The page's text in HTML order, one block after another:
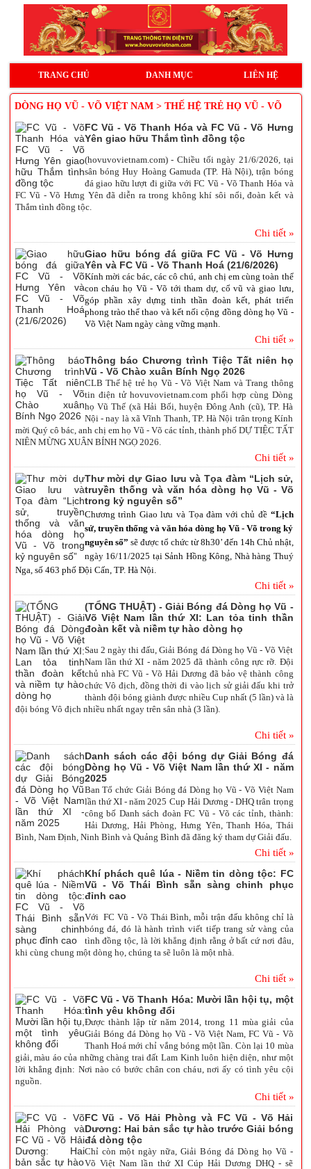
TRANG CHỦ DANH MỤC LIÊN HỆ
DÒNG HỌ VŨ - VÕ VIỆT NAM > THẾ HỆ TRẺ HỌ VŨ - VÕ
FC Vũ - Võ Thanh Hóa và FC Vũ - Võ Hưng
Yên giao hữu Thắm tình đồng tộc
(hovuvovietnam.com) - Chiều tối ngày 21/6/2026, tại
sân bóng Huy Hoàng Gamuda (TP. Hà Nội), trận bóng
đá giao hữu lượt đi giữa với FC Vũ - Võ Thanh Hóa và
FC Vũ - Võ Hưng Yên đã diễn ra trong không khí sôi nổi, đoàn kết và
Thắm tình đồng tộc.
Chi tiết »
Giao hữu bóng đá giữa FC Vũ - Võ Hưng
Yên và FC Vũ - Võ Thanh Hoá (21/6/2026)
Kính mời các bác, các cô chú, anh chị em cùng toàn thể
con cháu họ Vũ - Võ tới tham dự, cổ vũ và giao lưu,
góp phần xây dựng tinh thần đoàn kết, phát triển
phong trào thể thao và kết nối cộng đồng dòng họ Vũ -
Võ Việt Nam ngày càng vững mạnh.
Chi tiết »
Thông báo Chương trình Tiệc Tất niên họ
Vũ - Võ Chào xuân Bính Ngọ 2026
CLB Thế hệ trẻ họ Vũ - Võ Việt Nam và Trang thông
tin điện tử hovuvovietnam.com phối hợp cùng Dòng
họ Vũ Thế (xã Hải Bối, huyện Đông Anh (cũ), TP. Hà
Nội - nay là xã Vĩnh Thanh, TP. Hà Nội trân trọng Kính
mời Quý cô bác, anh chị em họ Vũ - Võ các tỉnh, thành phố DỰ TIỆC TẤT
NIÊN MỪNG XUÂN BÍNH NGỌ 2026.
Chi tiết »
Thư mời dự Giao lưu và Tọa đàm “Lịch sử,
truyền thống và văn hóa dòng họ Vũ - Võ
trong kỷ nguyên số”
Chương trình Giao lưu và Tọa đàm với chủ đề “Lịch
sử, truyền thống và văn hóa dòng họ Vũ - Võ trong kỷ
nguyên số” sẽ được tổ chức từ 8h30’ đến 14h Chủ nhật,
ngày 16/11/2025 tại Sảnh Hồng Kông, Nhà hàng Thuý
Nga, số 463 phố Đội Cấn, TP. Hà Nội.
Chi tiết »
(TỔNG THUẬT) - Giải Bóng đá Dòng họ Vũ -
Võ Việt Nam lần thứ XI: Lan tỏa tinh thần
đoàn kết và niềm tự hào dòng họ
Sau 2 ngày thi đấu, Giải Bóng đá Dòng họ Vũ - Võ Việt
Nam lần thứ XI - năm 2025 đã thành công rực rỡ. Đội
chủ nhà FC Vũ - Võ Hải Dương đã bảo vệ thành công
chức Vô địch, đồng thời đi vào lịch sử giải đấu khi trở
thành đội bóng giành được nhiều Cup nhất (5 lần) và là
đội bóng Vô địch nhiều nhất ngay trên sân nhà (3 lần).
Chi tiết »
Danh sách các đội bóng dự Giải Bóng đá
Dòng họ Vũ - Võ Việt Nam lần thứ XI - năm
2025
Ban Tổ chức Giải Bóng đá Dòng họ Vũ - Võ Việt Nam
lần thứ XI - năm 2025 Cup Hải Dương - DHQ trân trọng
công bố Danh sách đoàn FC Vũ - Võ các tỉnh, thành:
Hải Dương, Hải Phòng, Hưng Yên, Thanh Hóa, Thái
Bình, Nam Định, Ninh Bình và Quảng Bình đã đăng ký tham dự Giải đấu.
Chi tiết »
Khí phách quê lúa - Niềm tin dòng tộc: FC
Vũ - Võ Thái Bình sẵn sàng chinh phục
đỉnh cao
Với FC Vũ - Võ Thái Bình, mỗi trận đấu không chỉ là
bóng đá, đó là hành trình viết tiếp trang sử vàng của
tình đồng tộc, là lời khẳng định rằng ở bất cứ nơi đâu,
khi cùng chung một dòng họ, chúng ta sẽ luôn là một nhà.
Chi tiết »
FC Vũ - Võ Thanh Hóa: Mười lần hội tụ, một
tình yêu không đổi
Được thành lập từ năm 2014, trong 11 mùa giải của
Giải Bóng đá Dòng họ Vũ - Võ Việt Nam, FC Vũ - Võ
Thanh Hoá mới chỉ vắng bóng một lần. Còn lại 10 mùa
giải, màu áo của những chàng trai đất Lam Kinh luôn hiện diện, như một
lời khẳng định: Nơi nào có bước chân con cháu, nơi ấy có tình yêu cội
nguồn.
Chi tiết »
FC Vũ - Võ Hải Phòng và FC Vũ - Võ Hải
Dương: Hai bản sắc tự hào trước Giải bóng
đá dòng tộc
Chỉ còn một ngày nữa, Giải Bóng đá Dòng họ Vũ -
Võ Việt Nam lần thứ XI Cúp Hải Dương DHQ - sẽ